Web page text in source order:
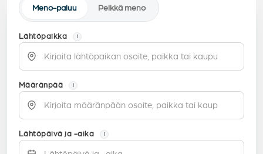
Meno-paluu Pelkkä meno
Lähtöpaikka i
Määränpää i
Lähtöpäivä ja -aika i